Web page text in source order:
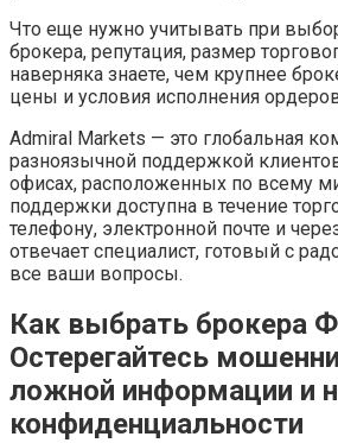
Что еще нужно учитывать при
брокера, репутация, размер
наверняка знаете, чем крупнее
цены и условия исполнения
Admiral Markets — это глобальная
разноязычной поддержкой
офисах, расположенных по всему
поддержки доступна в течение
телефону, электронной почте и
отвечает специалист, готовый с
все ваши вопросы.
Как выбрать брокера
Остерегайтесь
ложной информации и
конфиденциальности